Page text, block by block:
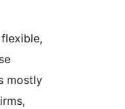
mostly